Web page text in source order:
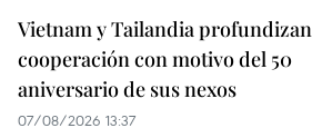
Vietnam y Tailandia profundizan
cooperación con motivo del 50
aniversario de sus nexos
07/08/2026 13:37